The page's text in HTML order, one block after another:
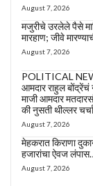
August 7, 2026
मजुरीचे उरलेले पैसे
मारहाण; जीवे
August 7, 2026
POLITICAL
आमदार राहुल बोंद्रेंचं
माजी आमदार
की नुसती थील्लर
August 7, 2026
मेहकरात किराणा
हजारांचा ऐवज
August 7, 2026